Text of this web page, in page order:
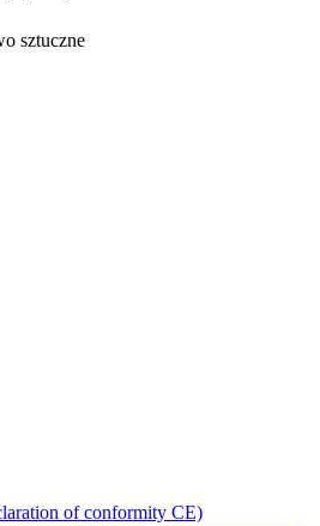
sztuczne
of conformity CE)